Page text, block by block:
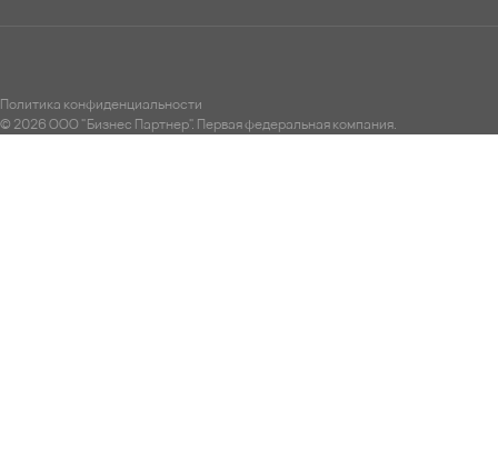
Политика конфиденциальности
© 2026 ООО "Бизнес Партнер". Первая федеральная компания.